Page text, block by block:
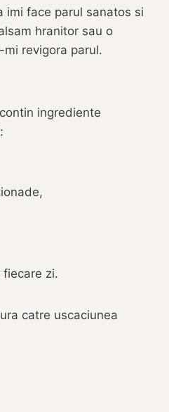
imi face parul sanatos si
hranitor sau o
revigora parul.
ingrediente
zi.
catre uscaciunea